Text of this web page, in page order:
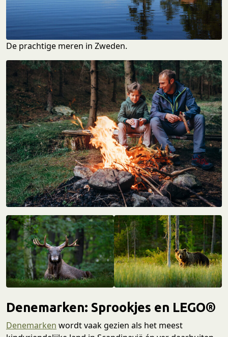
De prachtige meren in Zweden.
Denemarken: Sprookjes en LEGO®
Denemarken wordt vaak gezien als het meest